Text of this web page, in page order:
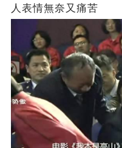
人表情無奈又痛苦